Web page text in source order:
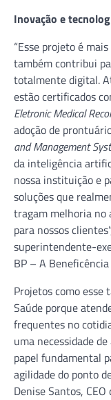
Inovação e
“Esse projeto é
também contribui
totalmente digital.
estão certificados
Eletronic Medical
adoção de
and Management
da inteligência
nossa instituição e
soluções que
tragam melhoria no
para nossos
superintendente-
BP – A
Projetos como esse
Saúde porque
frequentes no
uma necessidade
papel fundamental
agilidade do ponto
Denise Santos, CEO